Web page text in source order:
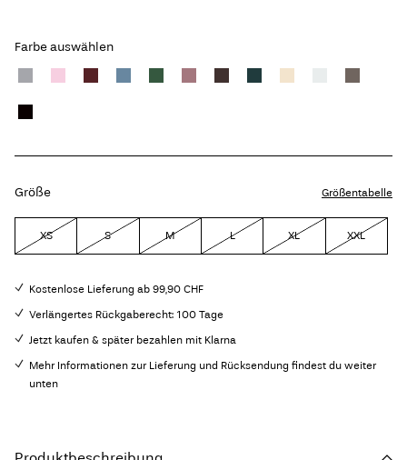
Farbe auswählen
Größe Größentabelle
XS S M L XL XXL
Kostenlose Lieferung ab 99,90 CHF
Verlängertes Rückgaberecht: 100 Tage
Jetzt kaufen & später bezahlen mit Klarna
Mehr Informationen zur Lieferung und Rücksendung findest du weiter
unten